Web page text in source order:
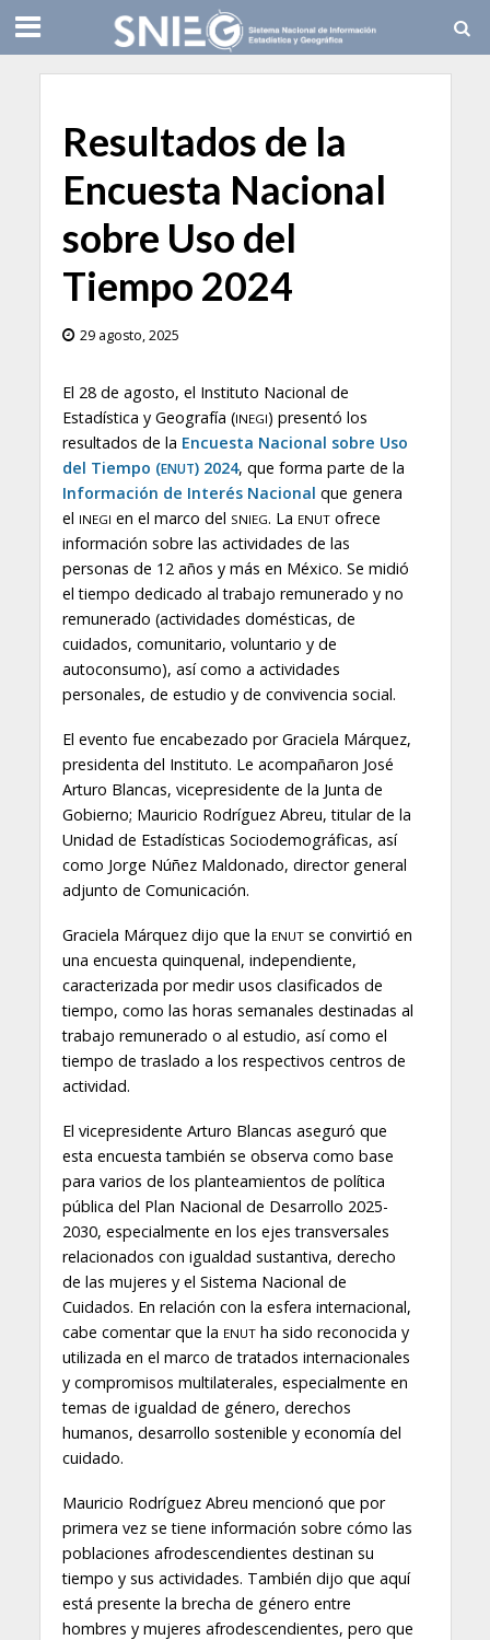
Resultados de la
Encuesta Nacional
sobre Uso del
Tiempo 2024
29 agosto, 2025
El 28 de agosto, el Instituto Nacional de
Estadística y Geografía (INEGI) presentó los
resultados de la Encuesta Nacional sobre Uso
del Tiempo (ENUT) 2024, que forma parte de la
Información de Interés Nacional que genera
el INEGI en el marco del SNIEG. La ENUTofrece
información sobre las actividades de las
personas de 12 años y más en México. Se midió
el tiempo dedicado al trabajo remunerado y no
remunerado (actividades domésticas, de
cuidados, comunitario, voluntario y de
autoconsumo), así como a actividades
personales, de estudio y de convivencia social.
El evento fue encabezado por Graciela Márquez,
presidenta del Instituto. Le acompañaron José
Arturo Blancas, vicepresidente de la Junta de
Gobierno; Mauricio Rodríguez Abreu, titular de la
Unidad de Estadísticas Sociodemográficas, así
como Jorge Núñez Maldonado, director general
adjunto de Comunicación.
Graciela Márquez dijo que la ENUTse convirtió en
una encuesta quinquenal, independiente,
caracterizada por medir usos clasificados de
tiempo, como las horas semanales destinadas al
trabajo remunerado o al estudio, así como el
tiempo de traslado a los respectivos centros de
actividad.
El vicepresidente Arturo Blancas aseguró que
esta encuesta también se observa como base
para varios de los planteamientos de política
pública del Plan Nacional de Desarrollo 2025-
2030, especialmente en los ejes transversales
relacionados con igualdad sustantiva, derecho
de las mujeres y el Sistema Nacional de
Cuidados. En relación con la esfera internacional,
cabe comentar que la ENUTha sido reconocida y
utilizada en el marco de tratados internacionales
y compromisos multilaterales, especialmente en
temas de igualdad de género, derechos
humanos, desarrollo sostenible y economía del
cuidado.
Mauricio Rodríguez Abreu mencionó que por
primera vez se tiene información sobre cómo las
poblaciones afrodescendientes destinan su
tiempo y sus actividades. También dijo que aquí
está presente la brecha de género entre
hombres y mujeres afrodescendientes, pero que